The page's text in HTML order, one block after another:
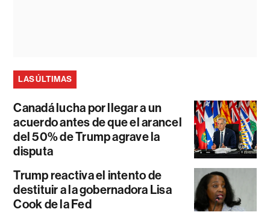
LAS ÚLTIMAS
Canadá lucha por llegar a un
acuerdo antes de que el arancel
del 50% de Trump agrave la
disputa
Trump reactiva el intento de
destituir a la gobernadora Lisa
Cook de la Fed